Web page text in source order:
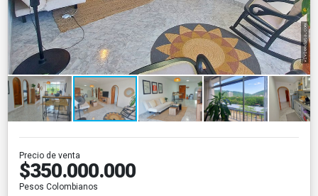
Precio de venta
$350.000.000
Pesos Colombianos